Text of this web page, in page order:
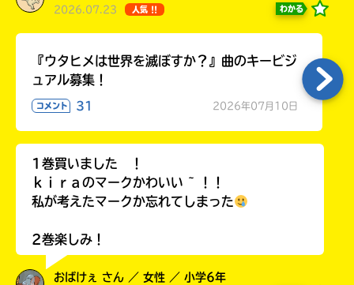
2026.07.23 人気 !! わかる
『ウタヒメは世界を滅ぼすか？』曲のキービジ
ュアル募集！
コメント 31 2026年07月10日
1巻買いました ！
ｋｉｒａのマークかわいい ~ ！！
私が考えたマークか忘れてしまった
2巻楽しみ！
おばけぇ さん ／ 女性 ／ 小学6年
う
一
て
て
ね